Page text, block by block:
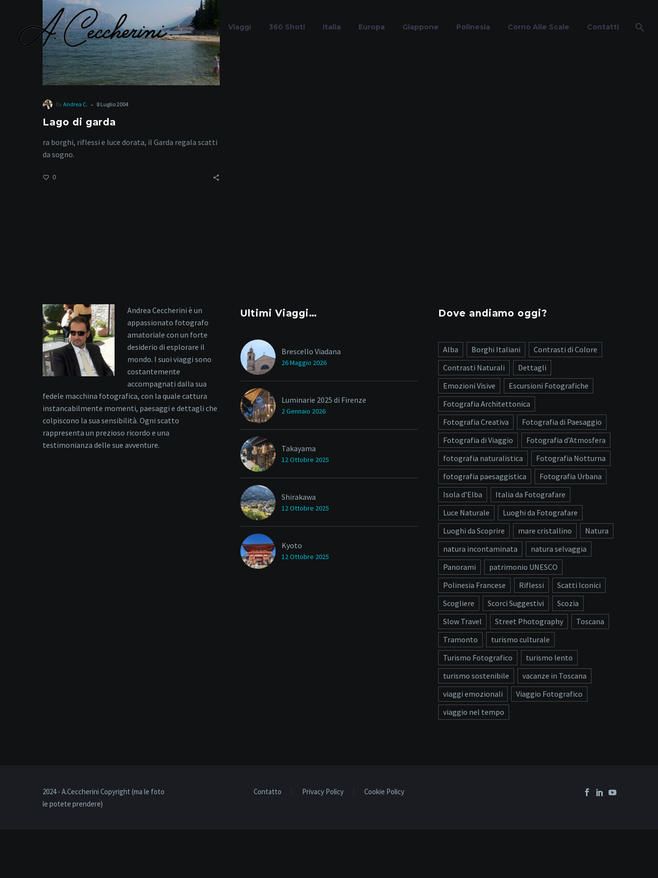
Viaggi 360 Shot! Italia Europa Giappone Polinesia Corno Alle Scale Contatti
By Andrea C. - 8 Luglio 2004
Lago di garda
ra borghi, riflessi e luce dorata, il Garda regala scatti
da sogno.
0
Andrea Ceccherini è un
appassionato fotografo
amatoriale con un forte
desiderio di esplorare il
mondo. I suoi viaggi sono
costantemente
accompagnati dalla sua
fedele macchina fotografica, con la quale cattura
instancabilmente momenti, paesaggi e dettagli che
colpiscono la sua sensibilità. Ogni scatto
rappresenta un prezioso ricordo e una
testimonianza delle sue avventure.
Ultimi Viaggi…
Brescello Viadana
26 Maggio 2026
Luminarie 2025 di Firenze
2 Gennaio 2026
Takayama
12 Ottobre 2025
Shirakawa
12 Ottobre 2025
Kyoto
12 Ottobre 2025
Dove andiamo oggi?
Alba Borghi Italiani
Contrasti di Colore
Contrasti Naturali
Dettagli
Emozioni Visive
Escursioni Fotografiche
Fotografia Architettonica
Fotografia Creativa
Fotografia di Paesaggio
Fotografia di Viaggio
Fotografia d’Atmosfera
fotografia naturalistica
Fotografia Notturna
fotografia paesaggistica
Fotografia Urbana
Isola d’Elba
Italia da Fotografare
Luce Naturale
Luoghi da Fotografare
Luoghi da Scoprire
mare cristallino
Natura
natura incontaminata
natura selvaggia
Panorami
patrimonio UNESCO
Polinesia Francese
Riflessi
Scatti Iconici
Scogliere
Scorci Suggestivi
Scozia
Slow Travel
Street Photography
Toscana
Tramonto
turismo culturale
Turismo Fotografico
turismo lento
turismo sostenibile
vacanze in Toscana
viaggi emozionali
Viaggio Fotografico
viaggio nel tempo
Contatto Privacy Policy Cookie Policy
2024 - A.Ceccherini Copyright (ma le foto
le potete prendere)